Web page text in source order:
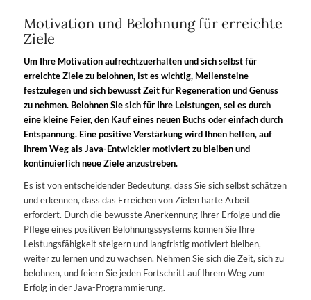
Motivation und Belohnung für erreichte
Ziele
Um Ihre Motivation aufrechtzuerhalten und sich selbst für
erreichte Ziele zu belohnen, ist es wichtig, Meilensteine
festzulegen und sich bewusst Zeit für Regeneration und Genuss
zu nehmen. Belohnen Sie sich für Ihre Leistungen, sei es durch
eine kleine Feier, den Kauf eines neuen Buchs oder einfach durch
Entspannung. Eine positive Verstärkung wird Ihnen helfen, auf
Ihrem Weg als Java-Entwickler motiviert zu bleiben und
kontinuierlich neue Ziele anzustreben.
Es ist von entscheidender Bedeutung, dass Sie sich selbst schätzen
und erkennen, dass das Erreichen von Zielen harte Arbeit
erfordert. Durch die bewusste Anerkennung Ihrer Erfolge und die
Pflege eines positiven Belohnungssystems können Sie Ihre
Leistungsfähigkeit steigern und langfristig motiviert bleiben,
weiter zu lernen und zu wachsen. Nehmen Sie sich die Zeit, sich zu
belohnen, und feiern Sie jeden Fortschritt auf Ihrem Weg zum
Erfolg in der Java-Programmierung.